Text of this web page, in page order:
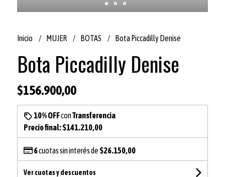
Inicio MUJER BOTAS Bota Piccadilly Denise
Bota Piccadilly Denise
$156.900,00
10% OFFconTransferencia
Precio final:$141.210,00
6cuotas sin interés de $26.150,00
Ver cuotas y descuentos